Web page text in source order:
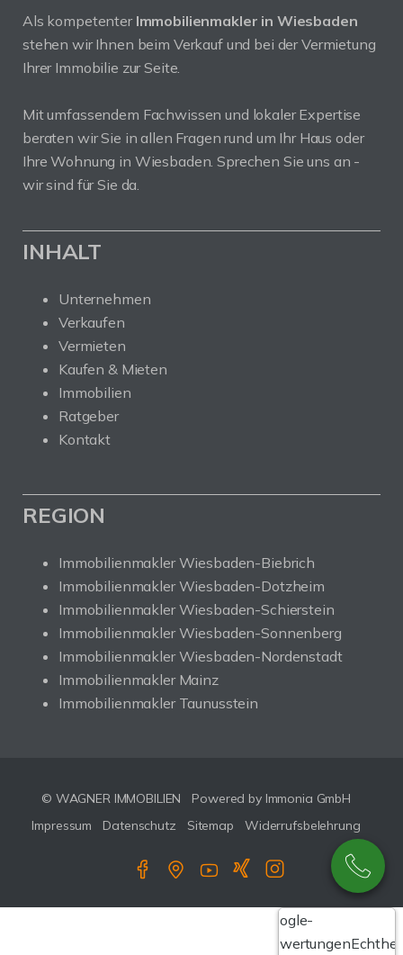
Als kompetenter Immobilienmakler in Wiesbaden
stehen wir Ihnen beim Verkauf und bei der Vermietung
Ihrer Immobilie zur Seite.
Mit umfassendem Fachwissen und lokaler Expertise
beraten wir Sie in allen Fragen rund um Ihr Haus oder
Ihre Wohnung in Wiesbaden. Sprechen Sie uns an -
wir sind für Sie da.
INHALT
Unternehmen
Verkaufen
Vermieten
Kaufen & Mieten
Immobilien
Ratgeber
Kontakt
REGION
Immobilienmakler Wiesbaden-Biebrich
Immobilienmakler Wiesbaden-Dotzheim
Immobilienmakler Wiesbaden-Schierstein
Immobilienmakler Wiesbaden-Sonnenberg
Immobilienmakler Wiesbaden-Nordenstadt
Immobilienmakler Mainz
Immobilienmakler Taunusstein
© WAGNER IMMOBILIEN
Powered by Immonia GmbH
Impressum
Datenschutz Sitemap Widerrufsbelehrung
Google-
Bewertungen